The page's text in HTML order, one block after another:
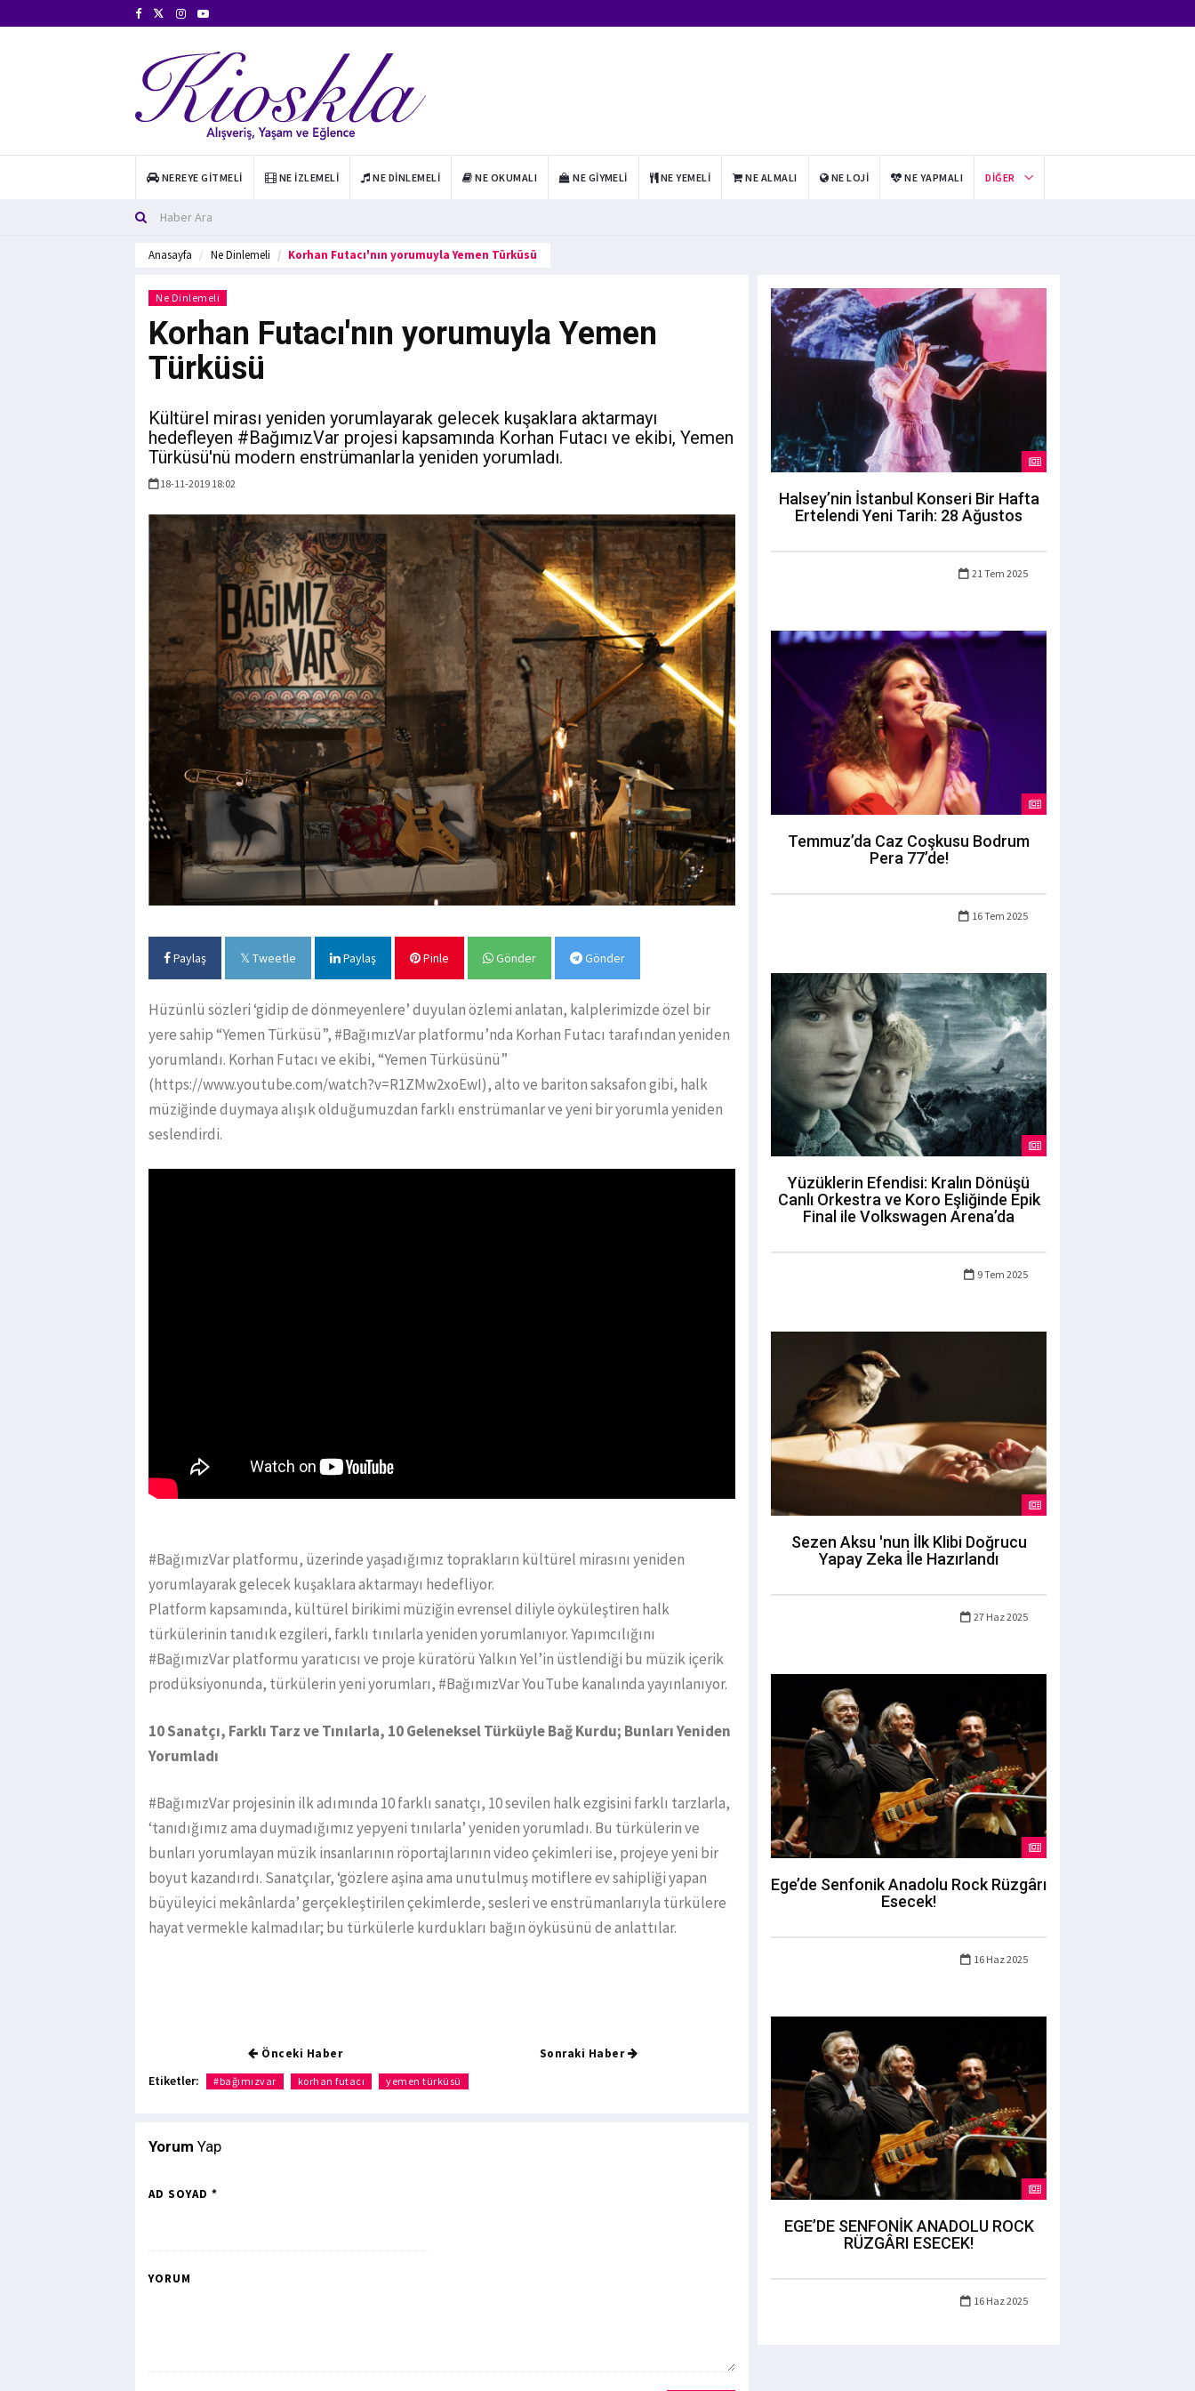
NEREYE GITMELI NE İZLEMELI NE DINLEMELI NE OKUMALI NE GIYMELI NE YEMELI NE ALMALI NE LOJI NE YAPMALI DIĞER
Anasayfa Ne Dinlemeli Korhan Futacı'nın yorumuyla Yemen Türküsü
Ne Dinlemeli
Korhan Futacı'nın yorumuyla Yemen
Türküsü
Kültürel mirası yeniden yorumlayarak gelecek kuşaklara aktarmayı
hedefleyen #BağımızVar projesi kapsamında Korhan Futacı ve ekibi, Yemen
Türküsü'nü modern enstrümanlarla yeniden yorumladı.
18-11-2019 18:02
Paylaş Tweetle Paylaş Pinle Gönder Gönder
Hüzünlü sözleri ‘gidip de dönmeyenlere’ duyulan özlemi anlatan, kalplerimizde özel bir
yere sahip “Yemen Türküsü”, #BağımızVar platformu’nda Korhan Futacı tarafından yeniden
yorumlandı. Korhan Futacı ve ekibi, “Yemen Türküsünü”
(https://www.youtube.com/watch?v=R1ZMw2xoEwI), alto ve bariton saksafon gibi, halk
müziğinde duymaya alışık olduğumuzdan farklı enstrümanlar ve yeni bir yorumla yeniden
seslendirdi.
#BağımızVar platformu, üzerinde yaşadığımız toprakların kültürel mirasını yeniden
yorumlayarak gelecek kuşaklara aktarmayı hedefliyor.
Platform kapsamında, kültürel birikimi müziğin evrensel diliyle öyküleştiren halk
türkülerinin tanıdık ezgileri, farklı tınılarla yeniden yorumlanıyor. Yapımcılığını
#BağımızVar platformu yaratıcısı ve proje küratörü Yalkın Yel’in üstlendiği bu müzik içerik
prodüksiyonunda, türkülerin yeni yorumları, #BağımızVar YouTube kanalında yayınlanıyor.
10 Sanatçı, Farklı Tarz ve Tınılarla, 10 Geleneksel Türküyle Bağ Kurdu; Bunları Yeniden
Yorumladı
#BağımızVar projesinin ilk adımında 10 farklı sanatçı, 10 sevilen halk ezgisini farklı tarzlarla,
‘tanıdığımız ama duymadığımız yepyeni tınılarla’ yeniden yorumladı. Bu türkülerin ve
bunları yorumlayan müzik insanlarının röportajlarının video çekimleri ise, projeye yeni bir
boyut kazandırdı. Sanatçılar, ‘gözlere aşina ama unutulmuş motiflere ev sahipliği yapan
büyüleyici mekânlarda’ gerçekleştirilen çekimlerde, sesleri ve enstrümanlarıyla türkülere
hayat vermekle kalmadılar; bu türkülerle kurdukları bağın öyküsünü de anlattılar.
Önceki Haber Sonraki Haber
Etiketler: #bağımızvar korhan futacı yemen türküsü
Yorum Yap
AD SOYAD *
YORUM
Halsey’nin İstanbul Konseri Bir Hafta
Ertelendi Yeni Tarih: 28 Ağustos
21 Tem 2025
Temmuz’da Caz Coşkusu Bodrum
Pera 77’de!
16 Tem 2025
Yüzüklerin Efendisi: Kralın Dönüşü
Canlı Orkestra ve Koro Eşliğinde Epik
Final ile Volkswagen Arena’da
9 Tem 2025
Sezen Aksu 'nun İlk Klibi Doğrucu
Yapay Zeka İle Hazırlandı
27 Haz 2025
Ege’de Senfonik Anadolu Rock Rüzgârı
Esecek!
16 Haz 2025
EGE’DE SENFONİK ANADOLU ROCK
RÜZGÂRI ESECEK!
16 Haz 2025